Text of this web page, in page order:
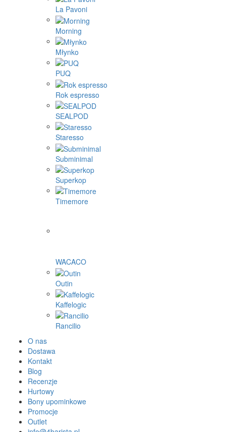
La Pavoni
Morning
Młynko
PUQ
Rok espresso
SEALPOD
Staresso
Subminimal
Superkop
Timemore
WACACO
Outin
Kaffelogic
Rancilio
O nas
Dostawa
Kontakt
Blog
Recenzje
Hurtowy
Bony upominkowe
Promocje
Outlet